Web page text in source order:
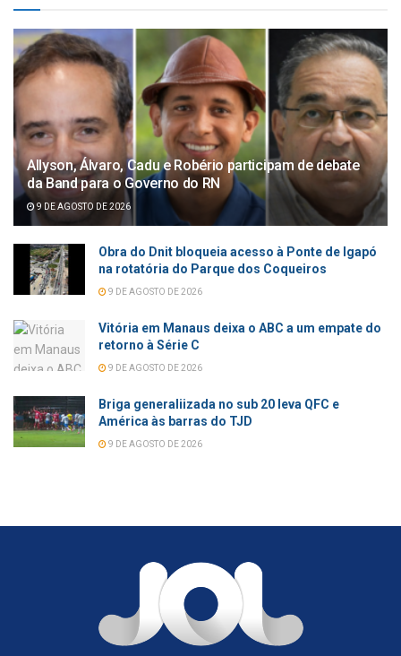
Allyson, Álvaro, Cadu e Robério participam de debate
da Band para o Governo do RN
9 DE AGOSTO DE 2026
Obra do Dnit bloqueia acesso à Ponte de Igapó
na rotatória do Parque dos Coqueiros
9 DE AGOSTO DE 2026
Vitória em Manaus deixa o ABC a um empate do
retorno à Série C
9 DE AGOSTO DE 2026
Briga generaliizada no sub 20 leva QFC e
América às barras do TJD
9 DE AGOSTO DE 2026